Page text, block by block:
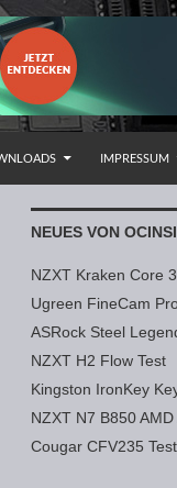
IMPRESSUM
NEUES VON
NZXT Kraken Core
Ugreen FineCam
ASRock Steel
NZXT H2 Flow Test
Kingston IronKey
NZXT N7 B850
Cougar CFV235 Test